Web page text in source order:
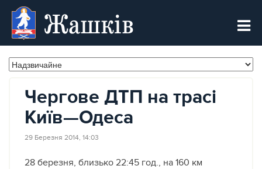
Жашків
Чергове ДТП на трасі
Київ—Одеса
29 Березня 2014, 14:03
28 березня, близько 22:45 год., на 160 км